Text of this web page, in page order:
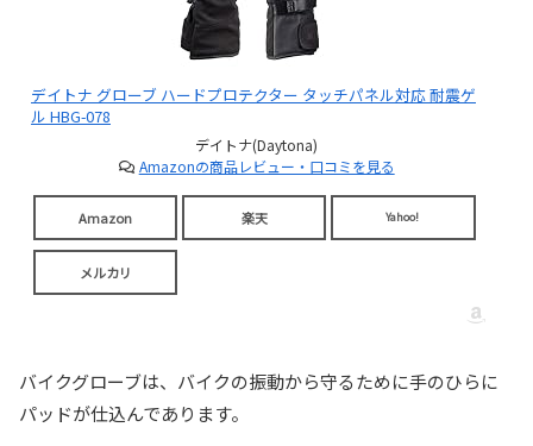
デイトナ グローブ ハードプロテクター タッチパネル対応 耐震ゲ
ル HBG-078
デイトナ(Daytona)
Amazonの商品レビュー・口コミを見る
Amazon 楽天 Yahoo!
メルカリ
バイクグローブは、バイクの振動から守るために手のひらに
パッドが仕込んであります。